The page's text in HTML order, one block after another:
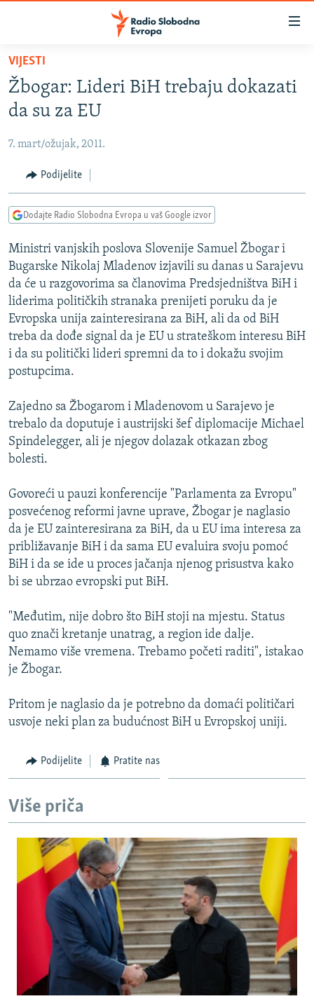
Pređite
na
glavni
sadržaj
na
navigaciju
Pređite
na
VIJESTI
BOSNA I HERCEGOVINA
KOSOVO
CRNA GORA
VIDEO
FOTOGALERIJE
INFOGRAFIKE
PODCASTI
RAT U UKRAJINI
KINA NA BALKANU
RSE PRIČE IZ SVIJETA
ISPRIČAJ MI
DNEVNO@RSE
SPECIJALI RSE
VIŠE OD NASLOVA
GENOCID U SREBRENICI
POPLAVE I KLIZIŠTA U BIH 2024.
POST SCRIPTUM
MOJA EVROPA
TRI DECENIJE OD RATA U BIH
SVE KARTE DEJTONA
PRATITE NAS
VIJESTI
Žbogar: Lideri BiH trebaju dokazati
da su za EU
7. mart/ožujak, 2011.
Podijelite
Dodajte Radio Slobodna Evropa u vaš Google izvor
Ministri vanjskih poslova Slovenije Samuel Žbogar i
Bugarske Nikolaj Mladenov izjavili su danas u Sarajevu
da će u razgovorima sa članovima Predsjedništva BiH i
liderima političkih stranaka prenijeti poruku da je
Evropska unija zainteresirana za BiH, ali da od BiH
treba da dođe signal da je EU u strateškom interesu BiH
i da su politički lideri spremni da to i dokažu svojim
postupcima.
Zajedno sa Žbogarom i Mladenovom u Sarajevo je
trebalo da doputuje i austrijski šef diplomacije Michael
Spindelegger, ali je njegov dolazak otkazan zbog
bolesti.
Govoreći u pauzi konferencije "Parlamenta za Evropu"
posvećenog reformi javne uprave, Žbogar je naglasio
da je EU zainteresirana za BiH, da u EU ima interesa za
približavanje BiH i da sama EU evaluira svoju pomoć
BiH i da se ide u proces jačanja njenog prisustva kako
bi se ubrzao evropski put BiH.
"Međutim, nije dobro što BiH stoji na mjestu. Status
quo znači kretanje unatrag, a region ide dalje.
Nemamo više vremena. Trebamo početi raditi", istakao
je Žbogar.
Pritom je naglasio da je potrebno da domaći političari
usvoje neki plan za budućnost BiH u Evropskoj uniji.
Podijelite Pratite nas
Više priča